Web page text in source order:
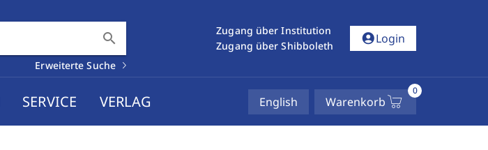
search
Erweiterte Suche
Zugang über Institution
Zugang über Shibboleth
account_circleLogin
SERVICE VERLAG English Warenkorb
0